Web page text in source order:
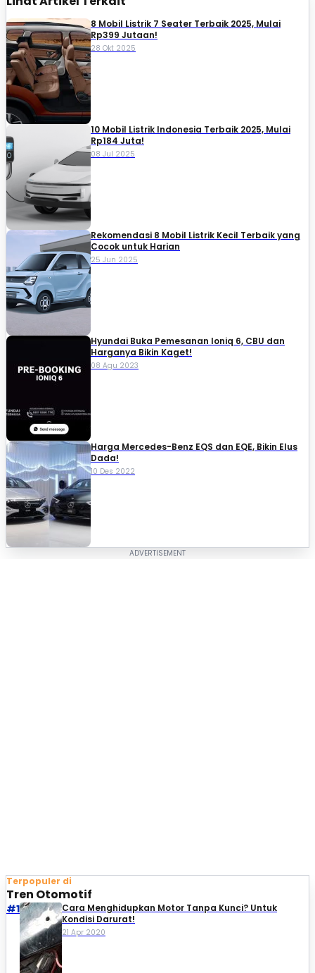
8 Mobil Listrik 7 Seater Terbaik 2025, Mulai
Rp399 Jutaan!
28 Okt 2025
10 Mobil Listrik Indonesia Terbaik 2025, Mulai
Rp184 Juta!
08 Jul 2025
Rekomendasi 8 Mobil Listrik Kecil Terbaik yang
Cocok untuk Harian
25 Jun 2025
Hyundai Buka Pemesanan Ioniq 6, CBU dan
Harganya Bikin Kaget!
08 Agu 2023
Harga Mercedes-Benz EQS dan EQE, Bikin Elus
Dada!
10 Des 2022
Terpopuler di
Tren Otomotif
#1
Cara Menghidupkan Motor Tanpa Kunci? Untuk
Kondisi Darurat!
21 Apr 2020